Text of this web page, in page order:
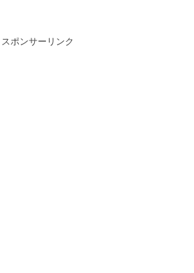
スポンサーリンク